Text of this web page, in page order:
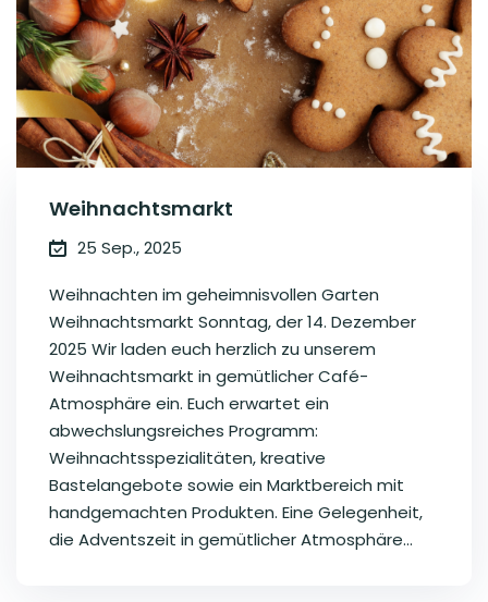
Weihnachtsmarkt
25 Sep., 2025
Weihnachten im geheimnisvollen Garten
Weihnachtsmarkt Sonntag, der 14. Dezember
2025 Wir laden euch herzlich zu unserem
Weihnachtsmarkt in gemütlicher Café-
Atmosphäre ein. Euch erwartet ein
abwechslungsreiches Programm:
Weihnachtsspezialitäten, kreative
Bastelangebote sowie ein Marktbereich mit
handgemachten Produkten. Eine Gelegenheit,
die Adventszeit in gemütlicher Atmosphäre...